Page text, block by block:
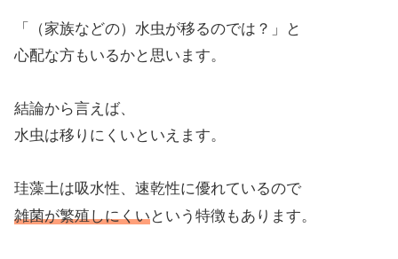
「（家族などの）水虫が移るのでは？」と
心配な方もいるかと思います。
結論から言えば、
水虫は移りにくいといえます。
珪藻土は吸水性、速乾性に優れているので
雑菌が繁殖しにくいという特徴もあります。